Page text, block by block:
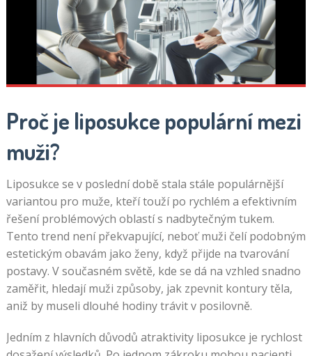
Proč je liposukce populární mezi
muži?
Liposukce se v poslední době stala stále populárnější
variantou pro muže, kteří touží po rychlém a efektivním
řešení problémových oblastí s nadbytečným tukem.
Tento trend není překvapující, neboť muži čelí podobným
estetickým obavám jako ženy, když přijde na tvarování
postavy. V současném světě, kde se dá na vzhled snadno
zaměřit, hledají muži způsoby, jak zpevnit kontury těla,
aniž by museli dlouhé hodiny trávit v posilovně.
Jedním z hlavních důvodů atraktivity liposukce je rychlost